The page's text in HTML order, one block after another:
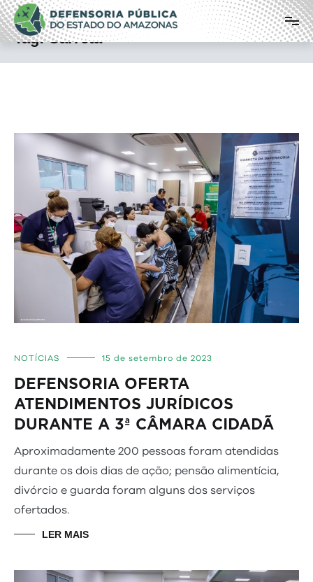
Pular
para
o
conteúdo
Defensoria Pública do Estado do
Amazonas
Tag:Carreta
NOTÍCIAS 15 de setembro de 2023
DEFENSORIA OFERTA
ATENDIMENTOS JURÍDICOS
DURANTE A 3ª CÂMARA CIDADÃ
Aproximadamente 200 pessoas foram atendidas
durante os dois dias de ação; pensão alimentícia,
divórcio e guarda foram alguns dos serviços
ofertados.
LER MAIS